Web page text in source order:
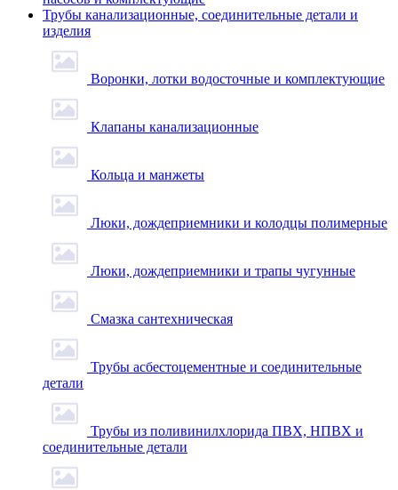
Трубы канализационные, соединительные детали и
изделия
Воронки, лотки водосточные и комплектующие
Клапаны канализационные
Кольца и манжеты
Люки, дождеприемники и колодцы полимерные
Люки, дождеприемники и трапы чугунные
Смазка сантехническая
Трубы асбестоцементные и соединительные
детали
Трубы из поливинилхлорида ПВХ, НПВХ и
соединительные детали